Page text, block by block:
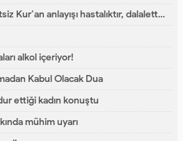
Mehmet Kırkıncı: Sünnetsiz Kur’an anlayışı hastalıktır, dalalettir!
alkol içeriyor!
Kabul Olacak Dua
ettiği kadın konuştu
mühim uyarı